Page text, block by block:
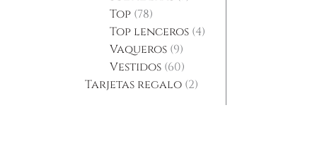
Top 78
Top lenceros 4
Vaqueros 9
Vestidos 60
Tarjetas regalo 2